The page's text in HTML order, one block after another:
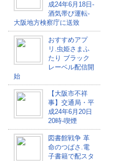
成24年6月18日-
酒気帯び運転-
大阪地方検察庁に送致
おすすめアプ
リ.虫姫さまふ
たり ブラック
レーベル配信開
始
【大阪市不祥
事】交通局・平
成24年6月20日
20時-喫煙
図書館戦争 革
命のつばさ.電
子書籍で配スタ